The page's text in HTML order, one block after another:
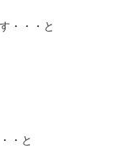
・・・と
・と